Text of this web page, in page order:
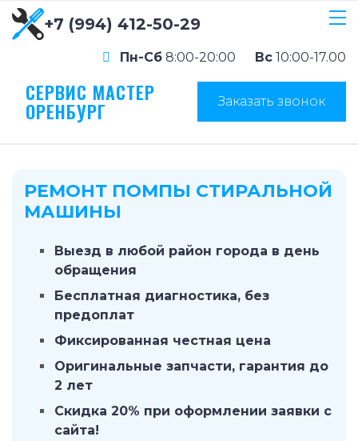
+7 (994) 412-50-29
Пн-Сб 8:00-20:00 Вс 10:00-17.00
СЕРВИС МАСТЕР
ОРЕНБУРГ Заказать звонок
РЕМОНТ ПОМПЫ СТИРАЛЬНОЙ
МАШИНЫ
Выезд в любой район города в день
обращения
Бесплатная диагностика, без
предоплат
Фиксированная честная цена
Оригинальные запчасти, гарантия до
2 лет
Скидка 20% при оформлении заявки с
сайта!